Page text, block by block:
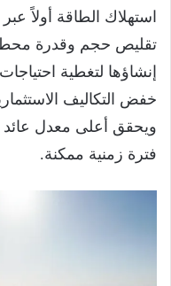
استهلاك الطاقة أولاً عبر
تقليص حجم وقدرة
إنشاؤها لتغطية
خفض التكاليف
ويحقق أعلى معدل عائد
فترة زمنية ممكنة.